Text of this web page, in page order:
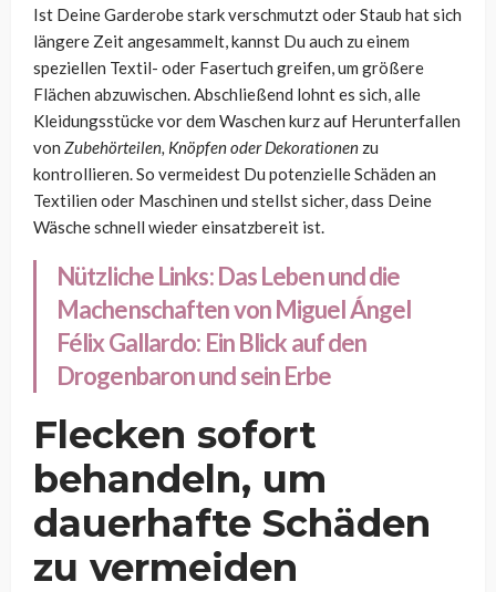
Ist Deine Garderobe stark verschmutzt oder Staub hat sich
längere Zeit angesammelt, kannst Du auch zu einem
speziellen Textil- oder Fasertuch greifen, um größere
Flächen abzuwischen. Abschließend lohnt es sich, alle
Kleidungsstücke vor dem Waschen kurz auf Herunterfallen
von Zubehörteilen, Knöpfen oder Dekorationen zu
kontrollieren. So vermeidest Du potenzielle Schäden an
Textilien oder Maschinen und stellst sicher, dass Deine
Wäsche schnell wieder einsatzbereit ist.
Nützliche Links:Das Leben und die
Machenschaften von Miguel Ángel
Félix Gallardo: Ein Blick auf den
Drogenbaron und sein Erbe
Flecken sofort
behandeln, um
dauerhafte Schäden
zu vermeiden